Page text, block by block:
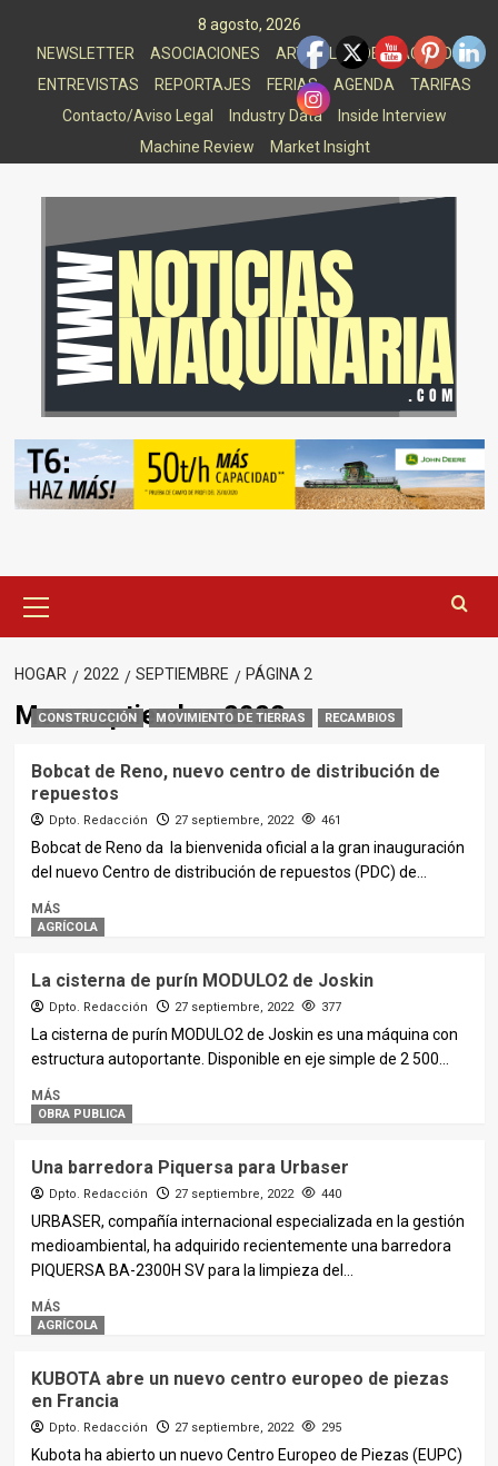
8 agosto, 2026
NEWSLETTER
ASOCIACIONES
ARTICULOS DESTACADOS
ENTREVISTAS
REPORTAJES FERIAS AGENDA
TARIFAS
Contacto/Aviso Legal
Industry Data
Inside Interview
Machine Review
Market Insight
principal
HOGAR 2022 SEPTIEMBRE PÁGINA 2
Mes:septiembre 2022
CONSTRUCCIÓN MOVIMIENTO DE TIERRAS RECAMBIOS
Bobcat de Reno, nuevo centro de distribución de
repuestos
Dpto. Redacción 27 septiembre, 2022 461
Bobcat de Reno da la bienvenida oficial a la gran inauguración
del nuevo Centro de distribución de repuestos (PDC) de...
MÁS
AGRÍCOLA
La cisterna de purín MODULO2 de Joskin
Dpto. Redacción 27 septiembre, 2022 377
La cisterna de purín MODULO2 de Joskin es una máquina con
estructura autoportante. Disponible en eje simple de 2 500...
MÁS
OBRA PUBLICA
Una barredora Piquersa para Urbaser
Dpto. Redacción 27 septiembre, 2022 440
URBASER, compañía internacional especializada en la gestión
medioambiental, ha adquirido recientemente una barredora
PIQUERSA BA-2300H SV para la limpieza del...
MÁS
AGRÍCOLA
KUBOTA abre un nuevo centro europeo de piezas
en Francia
Dpto. Redacción 27 septiembre, 2022 295
Kubota ha abierto un nuevo Centro Europeo de Piezas (EUPC)